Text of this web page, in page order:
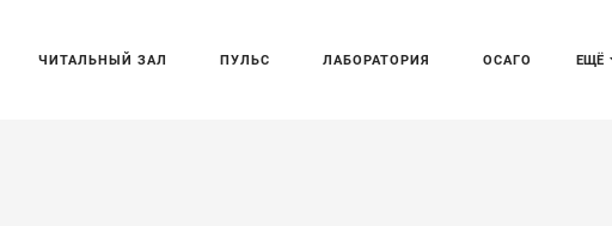
ЕЩЁ
ЧИТАЛЬНЫЙ ЗАЛ ПУЛЬС ЛАБОРАТОРИЯ ОСАГО